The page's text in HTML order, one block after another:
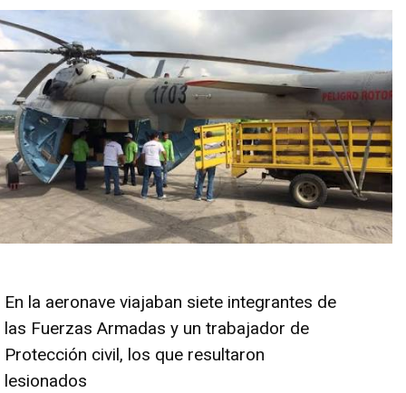
En la aeronave viajaban siete integrantes de
las Fuerzas Armadas y un trabajador de
Protección civil, los que resultaron
lesionados